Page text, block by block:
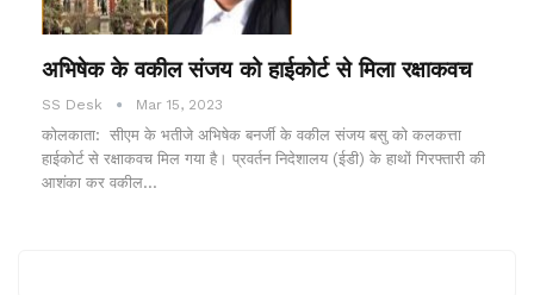
अभिषेक के वकील संजय को हाईकोर्ट से मिला रक्षाकवच
SS Desk Mar 15, 2023
कोलकाता: सीएम के भतीजे अभिषेक बनर्जी के वकील संजय बसु को कलकत्ता
हाईकोर्ट से रक्षाकवच मिल गया है। प्रवर्तन निदेशालय (ईडी) के हाथों गिरफ्तारी की
आशंका कर वकील…